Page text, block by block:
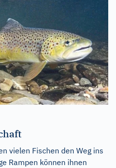
vielen Fischen den Weg ins
Rampen können ihnen